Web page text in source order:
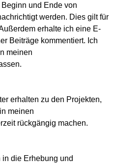
und Ende von
werden. Dies gilt für
erhalte ich eine E-
Beiträge kommentiert. Ich
meinen
erhalten zu den Projekten,
meinen
rückgängig machen.
die Erhebung und